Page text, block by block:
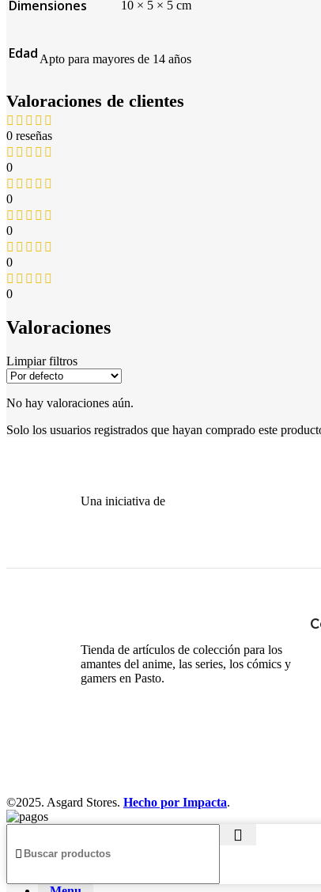
Dimensiones 10 × 5 × 5 cm
Edad Apto para mayores de 14 años
Valoraciones de clientes
0 reseñas
0
0
0
0
0
Valoraciones
Limpiar filtros
No hay valoraciones aún.
Solo los usuarios registrados que hayan comprado este
Una iniciativa de
Tienda de artículos de colección para los
amantes del anime, las series, los cómics y
gamers en Pasto.
©2025. Asgard Stores. Hecho por Impacta.